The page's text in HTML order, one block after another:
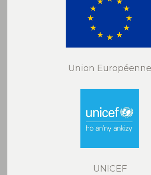
Union Européenne
UNICEF